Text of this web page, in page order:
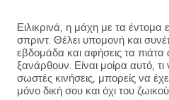
Ειλικρινά, η μάχη με τα έντομα
σπριντ. Θέλει υπομονή και
εβδομάδα και αφήσεις τα
ξανάρθουν. Είναι μοίρα αυτό,
σωστές κινήσεις, μπορείς να
μόνο δική σου και όχι του